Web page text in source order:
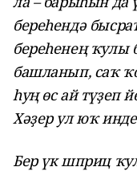
береһендә
береһенең ҡулы
башланып, саҡ
һуң өс ай түҙеп
Хәҙер ул юҡ
Бер үк шприц